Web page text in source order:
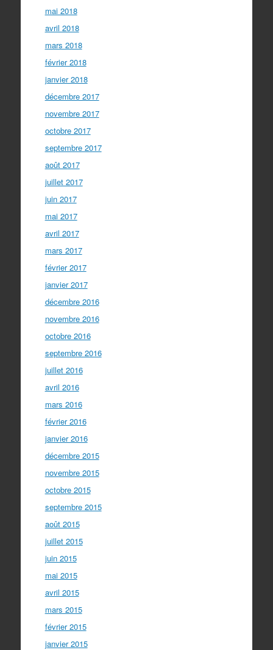
mai 2018
avril 2018
mars 2018
février 2018
janvier 2018
décembre 2017
novembre 2017
octobre 2017
septembre 2017
août 2017
juillet 2017
juin 2017
mai 2017
avril 2017
mars 2017
février 2017
janvier 2017
décembre 2016
novembre 2016
octobre 2016
septembre 2016
juillet 2016
avril 2016
mars 2016
février 2016
janvier 2016
décembre 2015
novembre 2015
octobre 2015
septembre 2015
août 2015
juillet 2015
juin 2015
mai 2015
avril 2015
mars 2015
février 2015
janvier 2015